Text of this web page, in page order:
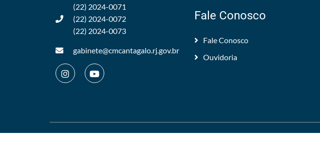
(22) 2024-0071
(22) 2024-0072
(22) 2024-0073
gabinete@cmcantagalo.rj.gov.br
Fale Conosco
Fale Conosco
Ouvidoria